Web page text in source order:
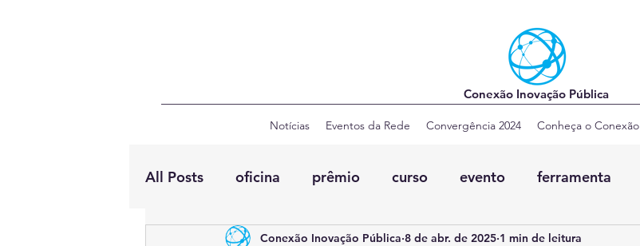
Conexão Inovação Pública
Notícias Eventos da Rede Convergência 2024 Conheça o Conexão
All Posts oficina prêmio curso evento ferramenta
Conexão Inovação Pública 8 de abr. de 2025 1 min de leitura